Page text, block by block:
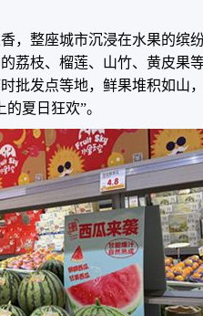
，整座城市沉浸在水果的缤
荔枝、榴莲、山竹、黄皮果
批发点等地，鲜果堆积如山
夏日狂欢”。